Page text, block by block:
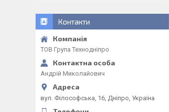
Контакти
ТОВ Група Технодніпро
Андрій Миколайович
вул. Філософська, 16, Дніпро, Україна